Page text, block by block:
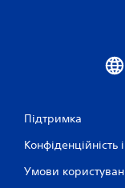
Підтримка
Конфіденційність
Умови